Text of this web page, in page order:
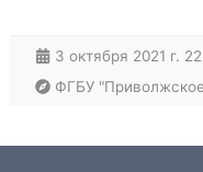
3 октября 2021 г.
ФГБУ